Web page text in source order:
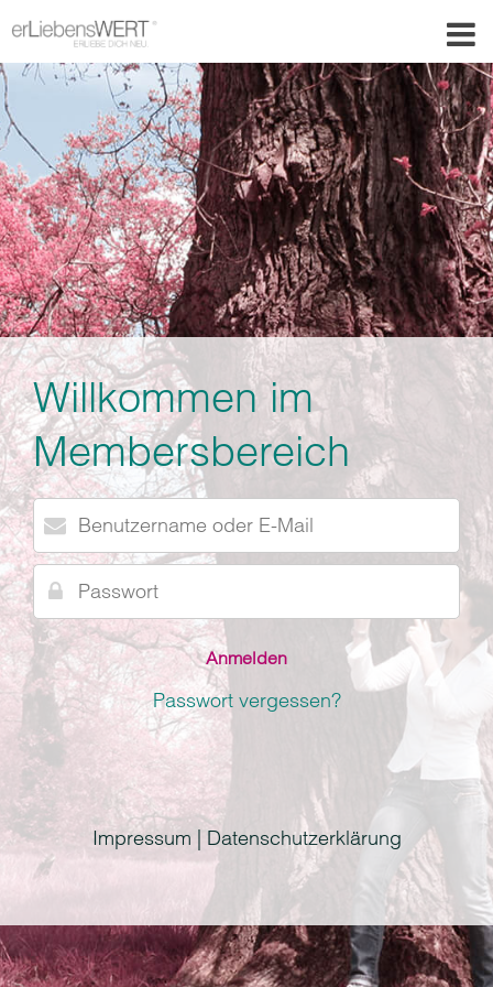
Willkommen im
Membersbereich
Benutzername
oder
E-
Mail
Passwort
Passwort vergessen?
Impressum | Datenschutzerklärung